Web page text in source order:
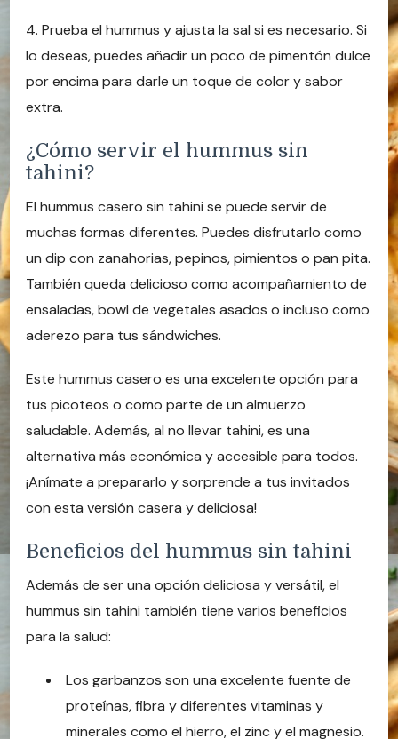
4. Prueba el hummus y ajusta la sal si es necesario. Si
lo deseas, puedes añadir un poco de pimentón dulce
por encima para darle un toque de color y sabor
extra.
¿Cómo servir el hummus sin
tahini?
El hummus casero sin tahini se puede servir de
muchas formas diferentes. Puedes disfrutarlo como
un dip con zanahorias, pepinos, pimientos o pan pita.
También queda delicioso como acompañamiento de
ensaladas, bowl de vegetales asados o incluso como
aderezo para tus sándwiches.
Este hummus casero es una excelente opción para
tus picoteos o como parte de un almuerzo
saludable. Además, al no llevar tahini, es una
alternativa más económica y accesible para todos.
¡Anímate a prepararlo y sorprende a tus invitados
con esta versión casera y deliciosa!
Beneficios del hummus sin tahini
Además de ser una opción deliciosa y versátil, el
hummus sin tahini también tiene varios beneficios
para la salud:
Los garbanzos son una excelente fuente de
proteínas, fibra y diferentes vitaminas y
minerales como el hierro, el zinc y el magnesio.